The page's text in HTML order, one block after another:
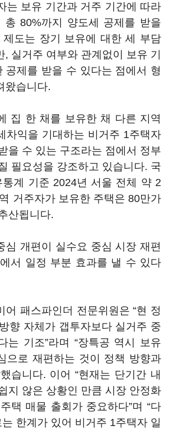
는 보유 기간과 거주 기간에 따라
총 80%까지 양도세 공제를 받을
도는 장기 보유에 대한 세 부담
실거주 여부와 관계없이 보유 기
공제를 받을 수 있다는 점에서 형
왔습니다.
집 한 채를 보유한 채 다른 지역
차익을 기대하는 비거주 1주택자
을 수 있는 구조라는 점에서 정부
필요성을 강조하고 있습니다. 국
통계 기준 2024년 서울 전체 약 2
거주자가 보유한 주택은 80만가
산됩니다.
심 개편이 실수요 중심 시장 재편
서 일정 부분 효과를 낼 수 있다
어 패스파인더 전문위원은 “현 정
향 자체가 갭투자보다 실거주 중
는 기조”라며 “장특공 역시 보유
으로 재편하는 것이 정책 방향과
습니다. 이어 “현재는 단기간 내
지 않은 상황인 만큼 시장 안정화
택 매물 출회가 중요하다”며 “다
한계가 있어 비거주 1주택자 일